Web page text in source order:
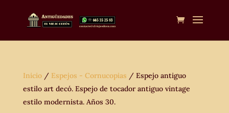
Inicio/ Espejos - Cornucopias / Espejo antiguo
estilo art decó. Espejo de tocador antiguo vintage
estilo modernista. Años 30.